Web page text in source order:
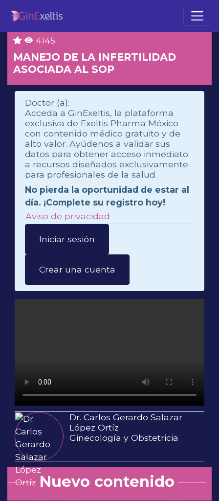
4145
MANEJO DE LA INFERTILIDAD
ASOCIADA AL SOP
Doctor (a):
Acceda a GinExeltis, la plataforma
exclusiva de Exeltis Pharma México
con contenido médico gratuito y de
alto valor. Ayúdenos a validar sus
datos para obtener acceso inmediato
a recursos diseñados exclusivamente
para profesionales de la salud.
No pierda la oportunidad de estar al
día. ¡Complete su registro hoy!
Aviso de privacidad
Iniciar sesión
Crear una cuenta
Dr. Carlos Gerardo Salazar
López Ortíz
Ginecología y Obstetricia
Nuevo contenido